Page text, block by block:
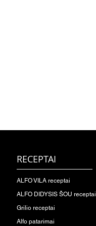
RECEPTAI
ALFO VILA receptai
ALFO DIDYSIS ŠOU receptai
Grilio receptai
Alfo patarimai